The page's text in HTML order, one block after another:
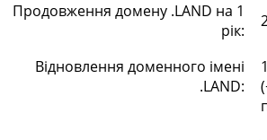
Продовження домену .LAND на 1
рік:
Відновлення доменного імені
.LAND: